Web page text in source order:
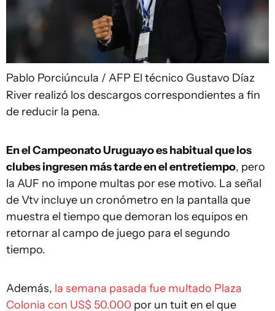
Pablo Porciúncula / AFP El técnico Gustavo Díaz
River realizó los descargos correspondientes a fin
de reducir la pena.
En el Campeonato Uruguayo es habitual que los
clubes ingresen más tarde en el entretiempo, pero
la AUF no impone multas por ese motivo. La señal
de Vtv incluye un cronómetro en la pantalla que
muestra el tiempo que demoran los equipos en
retornar al campo de juego para el segundo
tiempo.
Además, la semana pasada fue multado Plaza
Colonia con US$ 50.000 por un tuit en el que